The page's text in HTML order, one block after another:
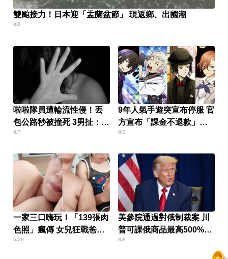
雙颱接力！日本迎「盂蘭盆節」 現返鄉、出國潮
8/8
啦啦隊員遭輪流性侵！丟
包公路秒被撞死 3男扯：她
自願的
8/7
9年人氣手遊突宣布停服 官
方宣布「課金不退款」玩
家炸鍋
8/2
一家三口嗨玩！「139張肉
色照」瘋傳 女兒狂戰爸爸
懷孕
5/28
美參院通過對俄制裁案 川
普可課俄商品最高500%關
稅
8/8